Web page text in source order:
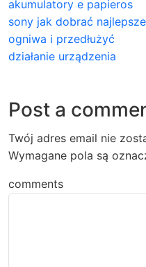
akumulatory e papieros
sony jak dobrać najlepsze
ogniwa i przedłużyć
działanie urządzenia
Post a
Twój adres email nie
Wymagane pola są
comments